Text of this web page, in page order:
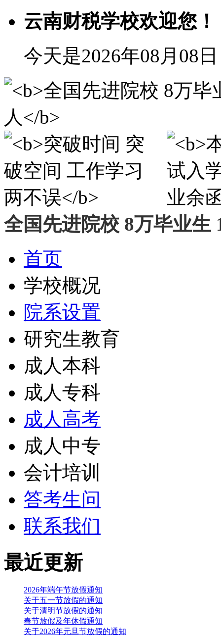
云南财税学校欢迎您！
今天是2026年08月08日
全国先进院校 8万毕业生
首页
学校概况
院系设置
研究生教育
成人本科
成人专科
成人高考
成人中专
会计培训
答考生问
联系我们
最近更新
2026年端午节放假通知
关于五一节放假的通知
关于清明节放假的通知
春节放假及年休假通知
关于2026年元旦节放假的通知